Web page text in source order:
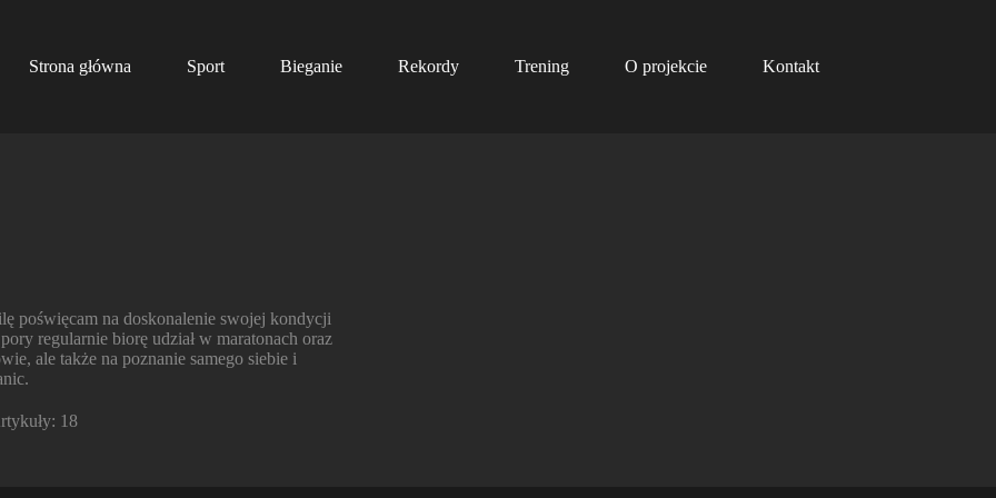
Strona główna
Sport Bieganie Rekordy Trening O projekcie Kontakt
poświęcam na doskonalenie swojej kondycji
regularnie biorę udział w maratonach oraz
ale także na poznanie samego siebie i
18